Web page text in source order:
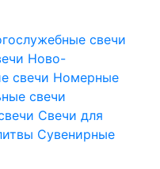
свечи
Ново-
свечи Номерные
свечи
Свечи для
Сувенирные